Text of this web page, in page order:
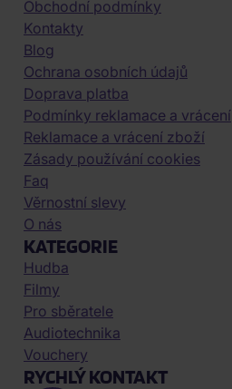
Obchodní podmínky
Kontakty
Blog
Ochrana osobních údajů
Doprava platba
Podmínky reklamace a vrácení
Reklamace a vrácení zboží
Zásady používání cookies
Faq
Věrnostní slevy
O nás
KATEGORIE
Hudba
Filmy
Pro sběratele
Audiotechnika
Vouchery
RYCHLÝ KONTAKT